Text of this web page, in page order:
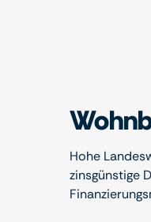
Hohe
zinsgünstige